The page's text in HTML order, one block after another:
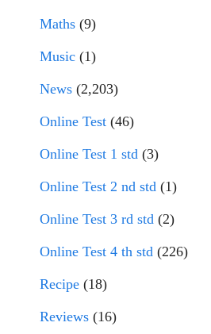
Maths (9)
Music (1)
News (2,203)
Online Test (46)
Online Test 1 std (3)
Online Test 2 nd std (1)
Online Test 3 rd std (2)
Online Test 4 th std (226)
Recipe (18)
Reviews (16)